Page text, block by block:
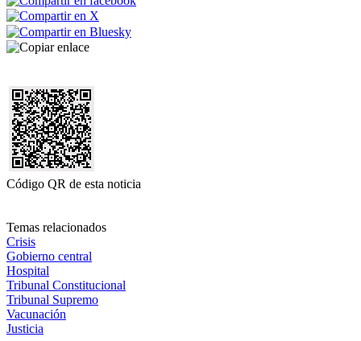
Código QR de esta noticia
Temas relacionados
Crisis
Gobierno central
Hospital
Tribunal Constitucional
Tribunal Supremo
Vacunación
Justicia